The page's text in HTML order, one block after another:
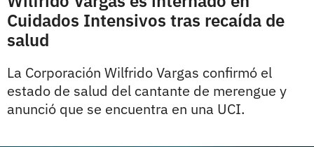
Cuidados Intensivos tras recaída de
salud
La Corporación Wilfrido Vargas confirmó el
estado de salud del cantante de merengue y
anunció que se encuentra en una UCI.